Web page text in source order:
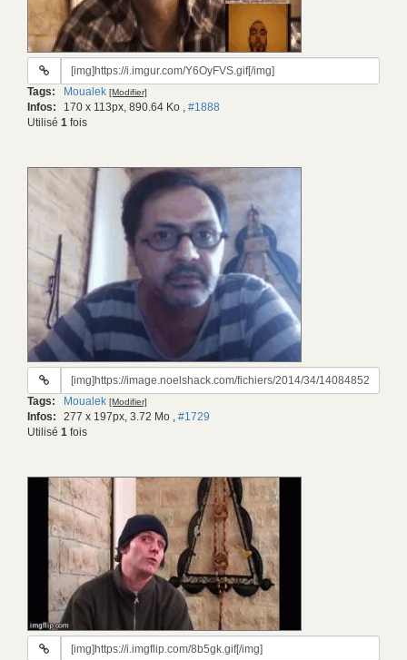
URL
gif:
Tags: Moualek [Modifier]
Infos: 170 x 113px, 890.64 Ko , #1888
Utilisé 1 fois
URL
gif:
Tags: Moualek [Modifier]
Infos: 277 x 197px, 3.72 Mo , #1729
Utilisé 1 fois
URL